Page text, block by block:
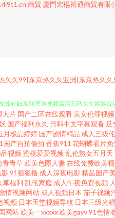
商貿 廈門宏楊裕通商貿有限
久99|东京热久久亚洲|东京热久
白虎 91视频免费入口 99re草 吃瓜福利
妊妇系列 草逼视频高清无码 久久婷婷
91国产盗摄 91次元黄色观看链接 久久
婷深爱激情网 91se 91黑料精品国产
大片 国产二区在线观看 美女伦理视频
国产福利永久 日韩中文字幕观看 足
月极品婷婷 国产剧情精品 成人三级
国产自拍偷拍 香蕉911 花蝴蝶看片免
视频 蜜桃爱爱视频 乱伦熟女五月天
青青草欧美色图人妻在线免费欧美
影91狠狠撸 成人深夜电影精品国产
草福利 乱伦家庭 成人午夜免费视频
情视频网站 成人视频日本 茄子视频
视频 日本天堂视频导航 日本三级光
网站欧美一xxxxx欧美gayv91色情